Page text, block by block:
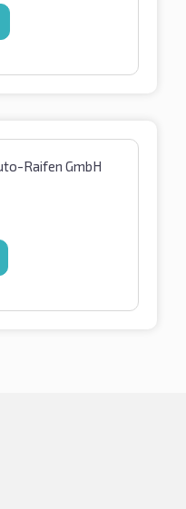
Raifen GmbH